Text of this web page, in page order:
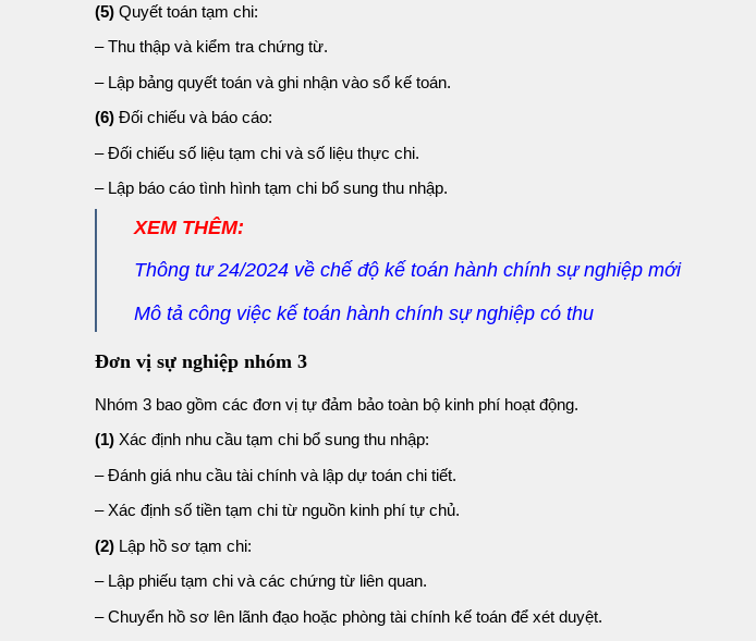
(5) Quyết toán tạm chi:
– Thu thập và kiểm tra chứng từ.
– Lập bảng quyết toán và ghi nhận vào sổ kế toán.
(6) Đối chiếu và báo cáo:
– Đối chiếu số liệu tạm chi và số liệu thực chi.
– Lập báo cáo tình hình tạm chi bổ sung thu nhập.
XEM THÊM:
Thông tư 24/2024 về chế độ kế toán hành chính sự nghiệp mới
Mô tả công việc kế toán hành chính sự nghiệp có thu
Đơn vị sự nghiệp nhóm 3
Nhóm 3 bao gồm các đơn vị tự đảm bảo toàn bộ kinh phí hoạt động.
(1) Xác định nhu cầu tạm chi bổ sung thu nhập:
– Đánh giá nhu cầu tài chính và lập dự toán chi tiết.
– Xác định số tiền tạm chi từ nguồn kinh phí tự chủ.
(2) Lập hồ sơ tạm chi:
– Lập phiếu tạm chi và các chứng từ liên quan.
– Chuyển hồ sơ lên lãnh đạo hoặc phòng tài chính kế toán để xét duyệt.